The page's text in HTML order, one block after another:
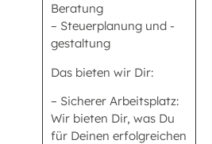
Beratung
– Steuerplanung und -
gestaltung
Das bieten wir Dir:
– Sicherer Arbeitsplatz:
Wir bieten Dir, was Du
für Deinen erfolgreichen